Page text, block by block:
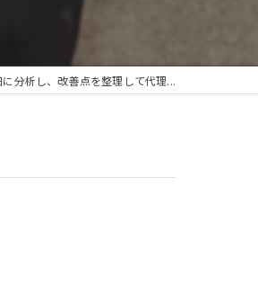
分析し、改善点を整理して代理...